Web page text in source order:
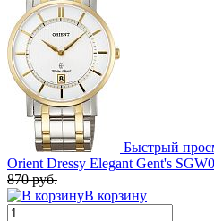
Быстрый
Orient Dressy Elegant Gent's
870 руб.
В корзину